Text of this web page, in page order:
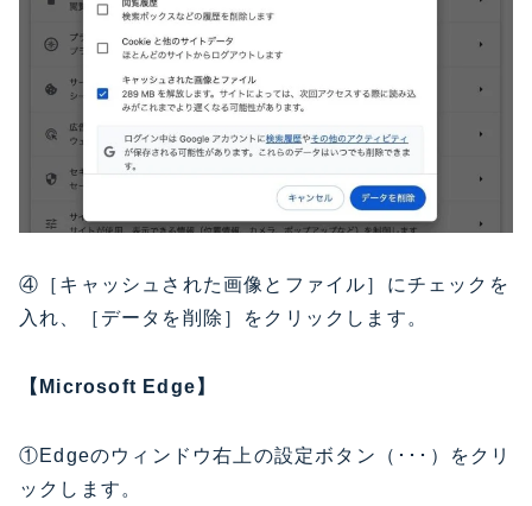
④［キャッシュされた画像とファイル］にチェックを
入れ、［データを削除］をクリックします。
【Microsoft Edge】
①Edgeのウィンドウ右上の設定ボタン（･･･）をクリ
ックします。